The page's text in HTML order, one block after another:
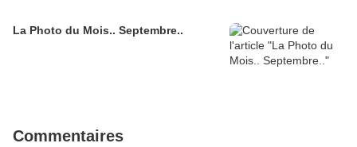
La Photo du Mois.. Septembre..
Commentaires